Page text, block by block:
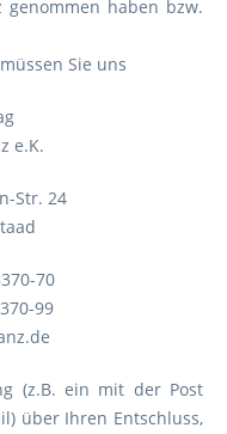
haben bzw.
Sie uns
e.K.
Str. 24
70
99
(z.B. ein mit der Post
über Ihren Entschluss,